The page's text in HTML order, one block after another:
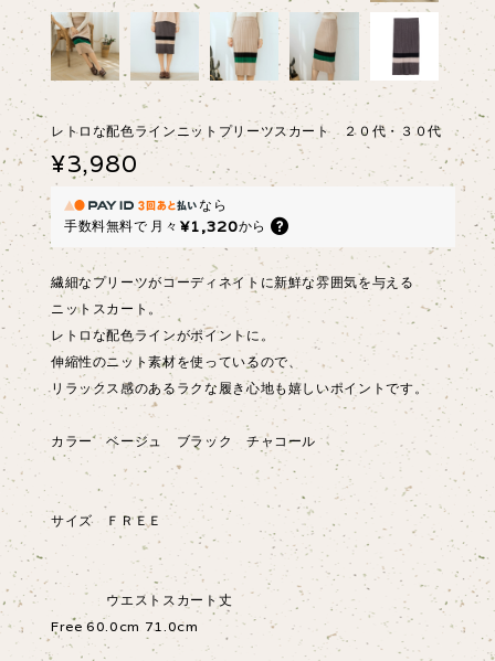
レトロな配色ラインニットプリーツスカート ２０代・３０代
¥3,980
なら
手数料無料で 月々 ¥1,320から
繊細なプリーツがコーディネイトに新鮮な雰囲気を与える
ニットスカート。
レトロな配色ラインがポイントに。
伸縮性のニット素材を使っているので、
リラックス感のあるラクな履き心地も嬉しいポイントです。
カラー ベージュ ブラック チャコール
サイズ ＦＲＥＥ
ウエストスカート丈
Free 60.0cm 71.0cm